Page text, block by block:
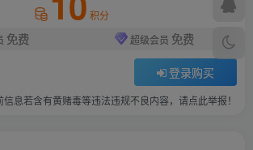
积分
免费 超级会员 免费
登录购买
信息若含有黄赌毒等违法违规不良内容，请点此举报！